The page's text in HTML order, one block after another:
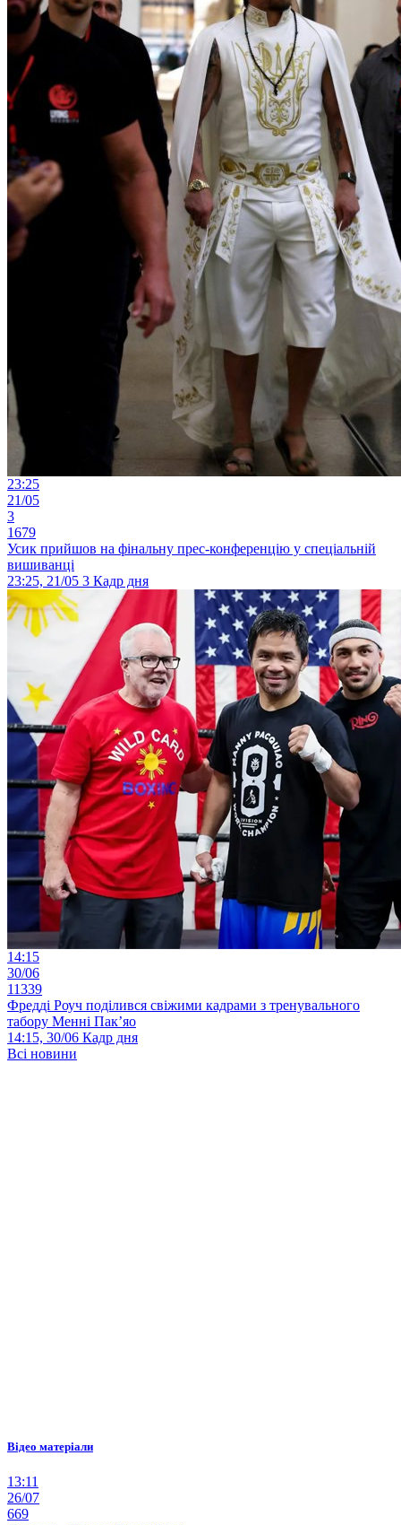
23:25
21/05
3
1679
Усик прийшов на фінальну прес-конференцію у спеціальній
вишиванці
23:25, 21/05 3 Кадр дня
14:15
30/06
11339
Фредді Роуч поділився свіжими кадрами з тренувального
табору Менні Пак’яо
14:15, 30/06 Кадр дня
Всі новини
Відео матеріали
13:11
26/07
669